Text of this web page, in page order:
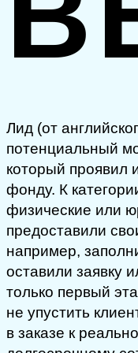
Лид (от
потенциальный
который проявил
фонду. К
физические или
предоставили
например,
оставили заявку
только первый
не упустить
в заказе к